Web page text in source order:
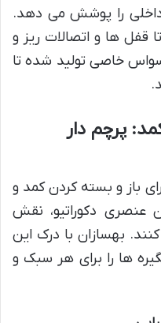
را پوشش می دهد.
قفل ها و اتصالات ریز و
خاصی تولید شده تا
پرچم دار
باز و بسته کردن کمد و
عنصری دکوراتیو، نقش
بهسازان با درک این
ها را برای هر سبک و